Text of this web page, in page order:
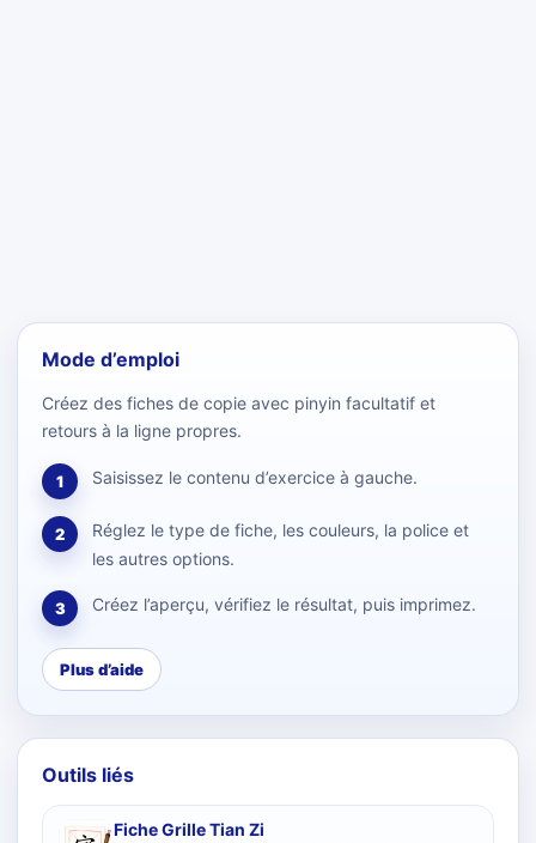
Mode d’emploi
Créez des fiches de copie avec pinyin facultatif et
retours à la ligne propres.
1 Saisissez le contenu d’exercice à gauche.
2
Réglez le type de fiche, les couleurs, la police et
les autres options.
3 Créez l’aperçu, vérifiez le résultat, puis imprimez.
Plus d’aide
Outils liés
Fiche Grille Tian Zi